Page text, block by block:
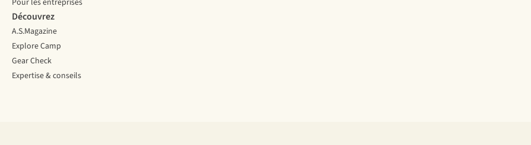
Découvrez
A.S.Magazine
Explore Camp
Gear Check
Expertise & conseils